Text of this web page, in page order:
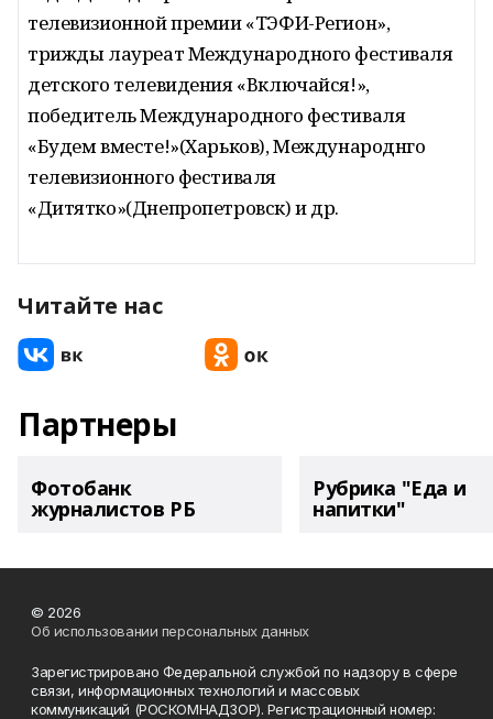
телевизионной премии «ТЭФИ-Регион»,
трижды лауреат Международного фестиваля
детского телевидения «Включайся!»,
победитель Международного фестиваля
«Будем вместе!»(Харьков), Международнго
телевизионного фестиваля
«Дитятко»(Днепропетровск) и др.
Читайте нас
Партнеры
Фотобанк
журналистов РБ
Рубрика "Еда и
напитки"
© 2026
Об использовании персональных данных
Зарегистрировано Федеральной службой по надзору в сфере
связи, информационных технологий и массовых
коммуникаций (РОСКОМНАДЗОР). Регистрационный номер: